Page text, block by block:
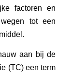
factoren en
tot een
aan bij de
(TC) een term